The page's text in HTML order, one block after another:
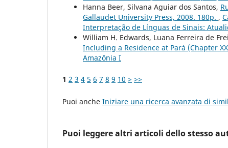
Hanna Beer, Silvana Aguiar dos Santos,
Gallaudet University Press, 2008. 180p. ,
Interpretação de Línguas de Sinais:
William H. Edwards, Luana Ferreira de
Including a Residence at Pará (Chapter
Amazônia I
1 2 3 4 5 6 7 8 9 10 > >>
Puoi anche Iniziare una ricerca avanzata di
Puoi leggere altri articoli dello stesso